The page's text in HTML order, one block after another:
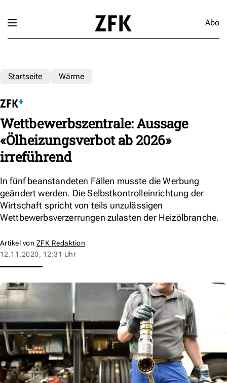
Abo
Startseite Wärme
Wettbewerbszentrale: Aussage
«Ölheizungsverbot ab 2026»
irreführend
In fünf beanstandeten Fällen musste die Werbung
geändert werden. Die Selbstkontrolleinrichtung der
Wirtschaft spricht von teils unzulässigen
Wettbewerbsverzerrungen zulasten der Heizölbranche.
Artikel von ZFK Redaktion
12.11.2020, 12:31 Uhr